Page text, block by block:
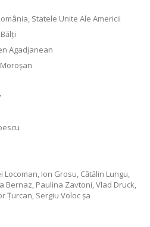
Statele Unite Ale Americii
Agadjanean
Locoman, Ion Grosu, Cătălin Lungu,
Bernaz, Paulina Zavtoni, Vlad Druck,
Țurcan, Sergiu Voloc șa